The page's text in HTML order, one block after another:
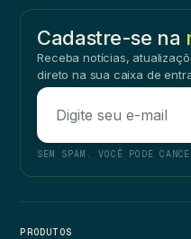
Cadastre-se na
Receba notícias,
direto na sua caixa de
SEM SPAM. VOCÊ PODE
PRODUTOS